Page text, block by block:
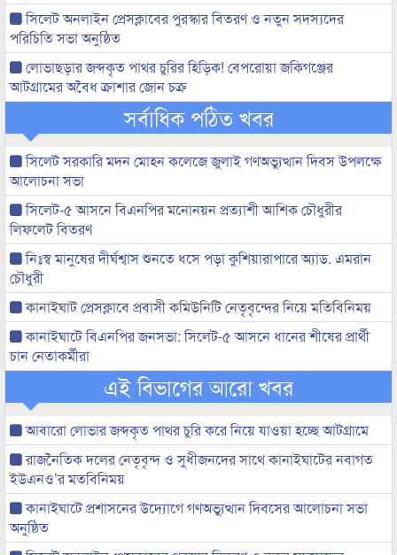
সিলেট অনলাইন প্রেসক্লাবের পুরস্কার বিতরণ ও নতুন সদস্যদের
পরিচিতি সভা অনুষ্ঠিত
লোভাছড়ার জব্দকৃত পাথর চুরির হিড়িক! বেপরোয়া জকিগঞ্জের
আটগ্রামের অবৈধ ক্রাশার জোন চক্র
সর্বাধিক পঠিত খবর
সিলেট সরকারি মদন মোহন কলেজে জুলাই গণঅভ্যুত্থান দিবস উপলক্ষে
আলোচনা সভা
সিলেট-৫ আসনে বিএনপির মনোনয়ন প্রত্যাশী আশিক চৌধুরীর
লিফলেট বিতরণ
নিঃস্ব মানুষের দীর্ঘশ্বাস শুনতে ধসে পড়া কুশিয়ারাপারে অ্যাড. এমরান
চৌধুরী
কানাইঘাট প্রেসক্লাবে প্রবাসী কমিউনিটি নেতৃবৃন্দের নিয়ে মতিবিনিময়
কানাইঘাটে বিএনপির জনসভা: সিলেট-৫ আসনে ধানের শীষের প্রার্থী
চান নেতাকর্মীরা
এই বিভাগের আরো খবর
আবারো লোভার জব্দকৃত পাথর চুরি করে নিয়ে যাওয়া হচ্ছে আটগ্রামে
রাজনৈতিক দলের নেতৃবৃন্দ ও সুধীজনদের সাথে কানাইঘাটের নবাগত
ইউএনও’র মতবিনিময়
কানাইঘাটে প্রশাসনের উদ্যোগে গণঅভ্যুত্থান দিবসের আলোচনা সভা
অনুষ্ঠিত